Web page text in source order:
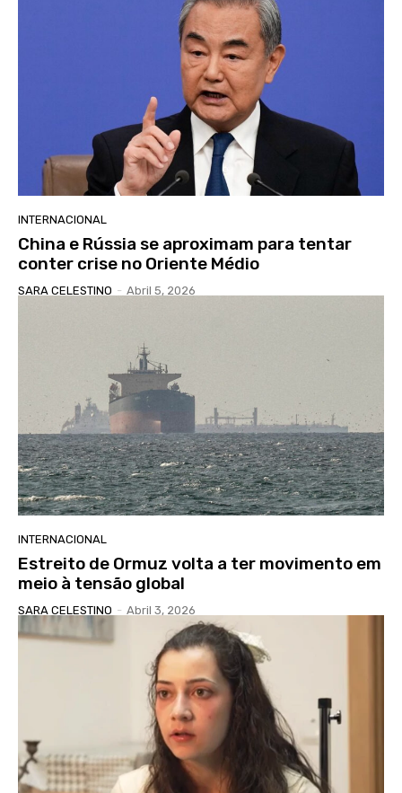
INTERNACIONAL
China e Rússia se aproximam para tentar
conter crise no Oriente Médio
SARA CELESTINO - Abril 5, 2026
INTERNACIONAL
Estreito de Ormuz volta a ter movimento em
meio à tensão global
SARA CELESTINO - Abril 3, 2026